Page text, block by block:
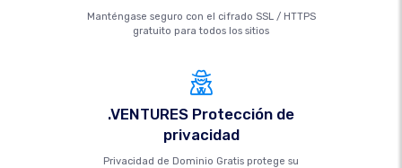
Manténgase seguro con el cifrado SSL / HTTPS
gratuito para todos los sitios
.VENTURES Protección de
privacidad
Privacidad de Dominio Gratis protege su